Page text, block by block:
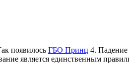
появилось ГБО Принц 4. Падение
является единственным